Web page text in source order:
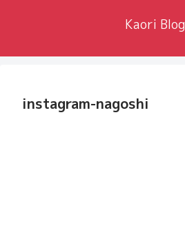
Kaori Blog
instagram-nagoshi